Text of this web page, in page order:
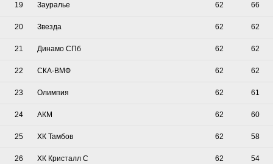
19 Зауралье 62 66
20 Звезда 62 62
21 Динамо СПб 62 62
22 СКА-ВМФ 62 62
23 Олимпия 62 61
24 АКМ 62 60
25 ХК Тамбов 62 58
26 ХК Кристалл С 62 54